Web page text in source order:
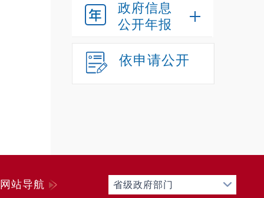
政府信息
公开年报
依申请公开
网站导航 省级政府部门